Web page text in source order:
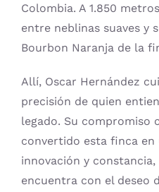
Colombia. A 1.850
entre neblinas suaves y
Bourbon Naranja de la
Allí, Oscar Hernández
precisión de quien
legado. Su compromiso
convertido esta finca
innovación y
encuentra con el deseo